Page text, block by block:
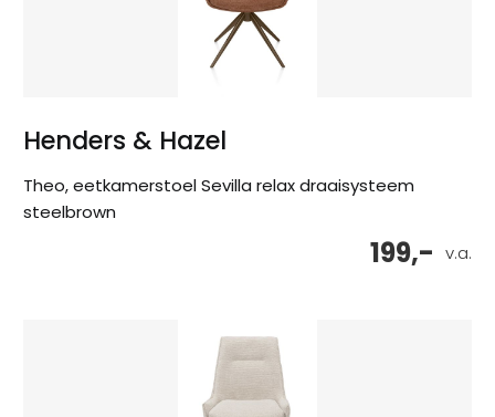
Henders & Hazel
Theo, eetkamerstoel Sevilla relax draaisysteem
steelbrown
v.a.
199,-